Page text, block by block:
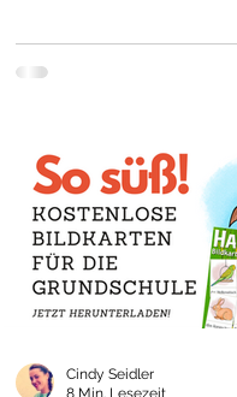
Cindy Seidler
8 Min. Lesezeit